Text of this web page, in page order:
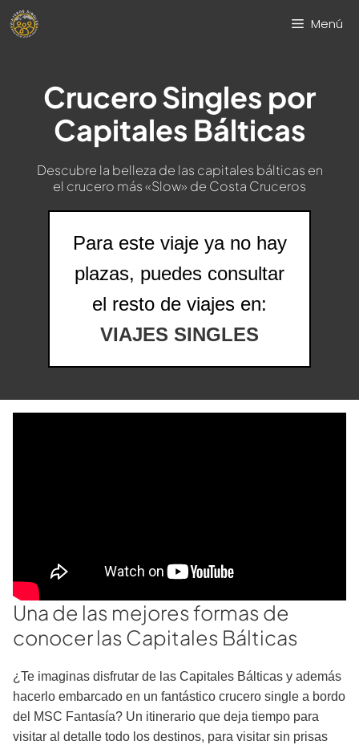
Saltar
Menú
Crucero Singles por
Capitales Bálticas
Descubre la belleza de las capitales bálticas en
el crucero más «Slow» de Costa Cruceros
Para este viaje ya no hay
plazas, puedes consultar
el resto de viajes en:
VIAJES SINGLES
Una de las mejores formas de
conocer las Capitales Bálticas
¿Te imaginas disfrutar de las Capitales Bálticas y además
hacerlo embarcado en un fantástico crucero single a bordo
del MSC Fantasía? Un itinerario que deja tiempo para
visitar al detalle todo los destinos, para visitar sin prisas